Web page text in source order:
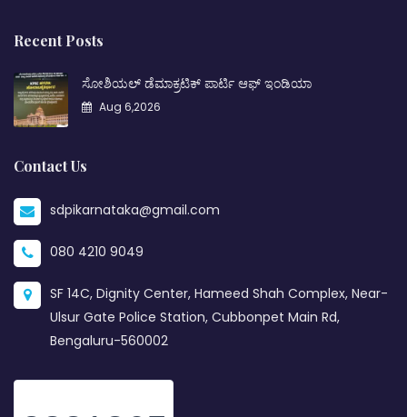
Recent Posts
ಸೋಶಿಯಲ್ ಡೆಮಾಕ್ರಟಿಕ್ ಪಾರ್ಟಿ ಆಫ್ ಇಂಡಿಯಾ
Aug 6,2026
Contact Us
sdpikarnataka@gmail.com
080 4210 9049
SF 14C, Dignity Center, Hameed Shah Complex, Near-
Ulsur Gate Police Station, Cubbonpet Main Rd,
Bengaluru-560002